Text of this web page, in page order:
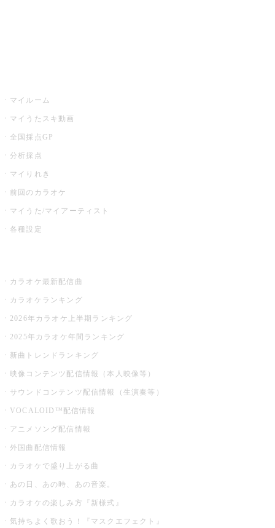
マイルーム
マイうたスキ動画
全国採点GP
分析採点
マイりれき
前回のカラオケ
マイうた/マイアーティスト
各種設定
カラオケ最新配信曲
カラオケランキング
2026年カラオケ上半期ランキング
2025年カラオケ年間ランキング
新曲トレンドランキング
映像コンテンツ配信情報（本人映像等）
サウンドコンテンツ配信情報（生演奏等）
VOCALOID™配信情報
アニメソング配信情報
外国曲配信情報
カラオケで盛り上がる曲
あの日、あの時、あの音楽。
カラオケの楽しみ方『新様式』
気持ちよく歌おう！『マスクエフェクト』